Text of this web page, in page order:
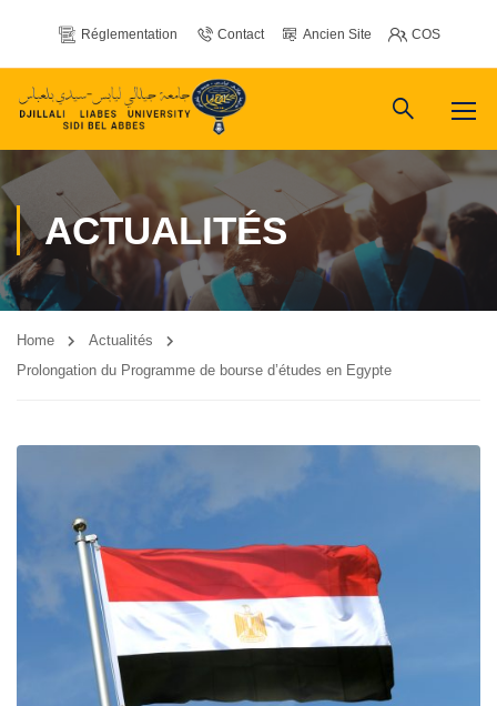
Réglementation Contact Ancien Site COS
ACTUALITÉS
Home
Actualités
Prolongation du Programme de bourse d’études en Egypte